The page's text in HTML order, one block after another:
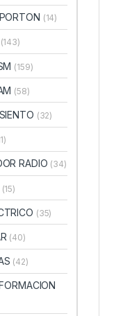
(14)
(143)
(159)
(58)
(32)
RADIO (34)
(15)
(35)
(40)
(42)